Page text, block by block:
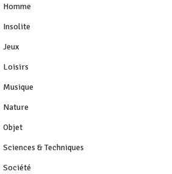
Homme
Insolite
Jeux
Loisirs
Musique
Nature
Objet
Sciences & Techniques
Société